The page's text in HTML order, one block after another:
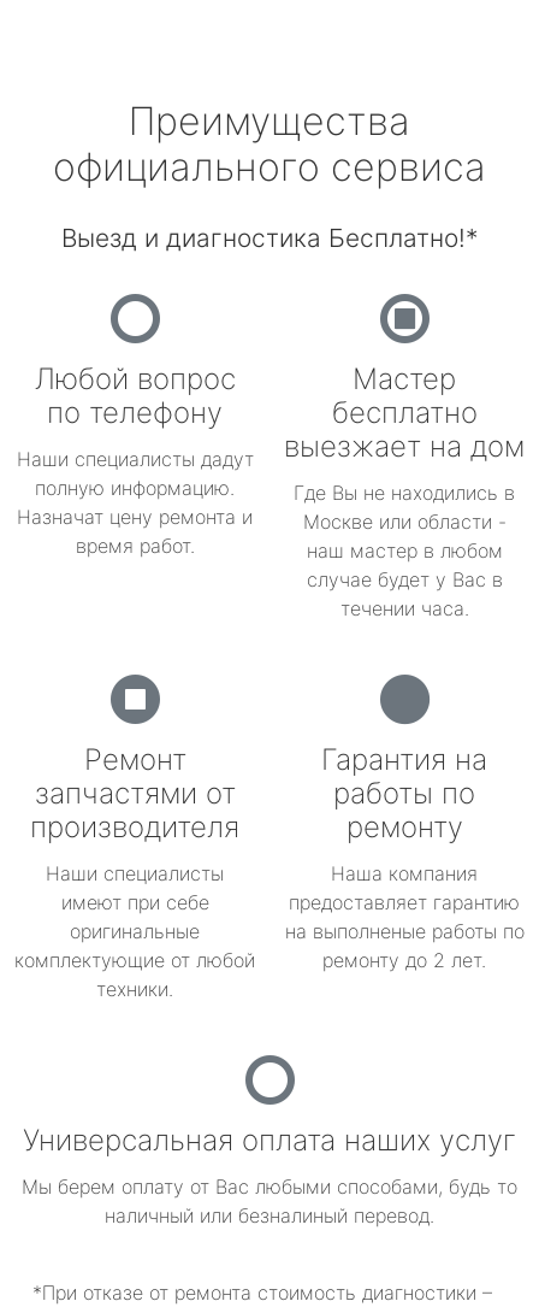
Преимущества
официального сервиса
Выезд и диагностика Бесплатно!*
Любой вопрос
по телефону
Наши специалисты дадут
полную информацию.
Назначат цену ремонта и
время работ.
Мастер
бесплатно
выезжает на дом
Где Вы не находились в
Москве или области -
наш мастер в любом
случае будет у Вас в
течении часа.
Ремонт
запчастями от
производителя
Наши специалисты
имеют при себе
оригинальные
комплектующие от любой
техники.
Гарантия на
работы по
ремонту
Наша компания
предоставляет гарантию
на выполненые работы по
ремонту до 2 лет.
Универсальная оплата наших услуг
Мы берем оплату от Вас любыми способами, будь то
наличный или безналиный перевод.
*При отказе от ремонта стоимость диагностики –